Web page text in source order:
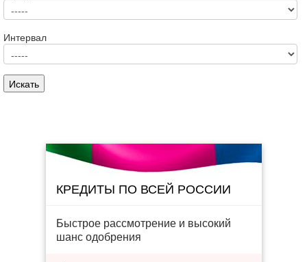
Интервал
КРЕДИТЫ ПО ВСЕЙ РОССИИ
Быстрое рассмотрение и высокий
шанс одобрения